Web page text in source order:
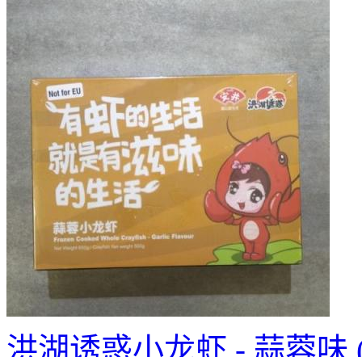
洪湖诱惑小龙虾 - 蒜蓉味